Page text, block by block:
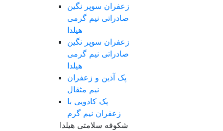
زعفران سوپر نگین
صادراتی نیم گرمی
هیلدا
زعفران سوپر نگین
صادراتی نیم گرمی
هیلدا
پک آذین و زعفران
نیم مثقال
پک کادویی با
زعفران نیم گرم
شکوفه سلامتی هیلدا